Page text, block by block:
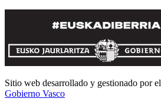
Sitio web desarrollado y gestionado por el
Gobierno Vasco